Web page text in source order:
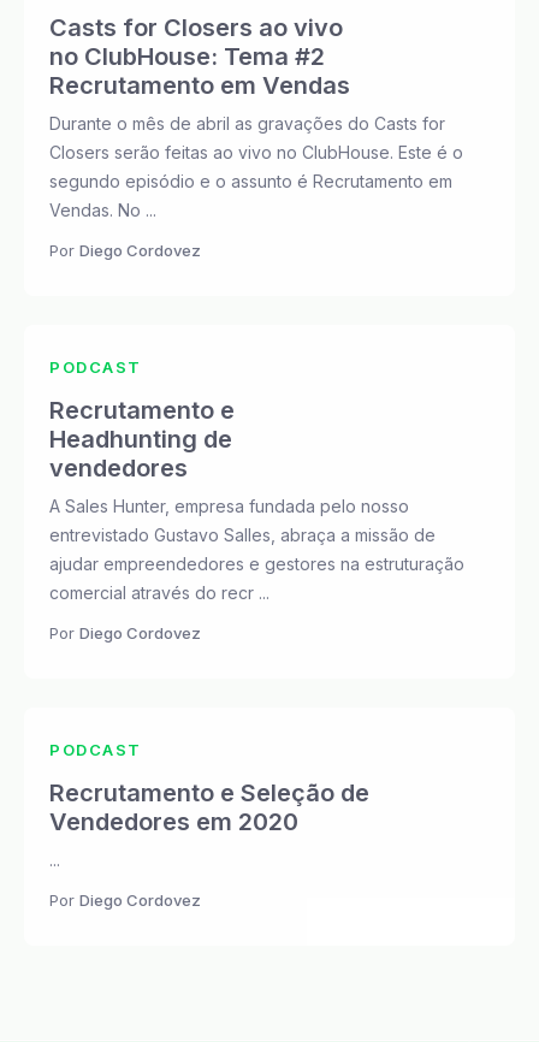
Casts for Closers ao vivo
no ClubHouse: Tema #2
Recrutamento em Vendas
Durante o mês de abril as gravações do Casts for
Closers serão feitas ao vivo no ClubHouse. Este é o
segundo episódio e o assunto é Recrutamento em
Vendas. No ...
Por Diego Cordovez
PODCAST
Recrutamento e
Headhunting de
vendedores
A Sales Hunter, empresa fundada pelo nosso
entrevistado Gustavo Salles, abraça a missão de
ajudar empreendedores e gestores na estruturação
comercial através do recr ...
Por Diego Cordovez
PODCAST
Recrutamento e Seleção de
Vendedores em 2020
...
Por Diego Cordovez